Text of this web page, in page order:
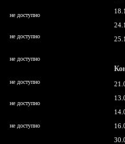
не доступно
не доступно
не доступно
не доступно
не доступно
не доступно